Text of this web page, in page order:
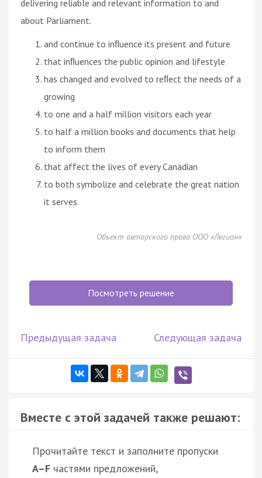
delivering reliable and relevant information to and
about Parliament.
and continue to inﬂuence its present and future
that inﬂuences the public opinion and lifestyle
has changed and evolved to reﬂect the needs of a
growing
to one and a half million visitors each year
to half a million books and documents that help
to inform them
that affect the lives of every Canadian
to both symbolize and celebrate the great nation
it serves
Объект авторского права ООО «Легион»
Посмотреть решение
Предыдущая задача Следующая задача
Вместе с этой задачей также решают:
Прочитайте текст и заполните пропуски
A–F частями предложений,